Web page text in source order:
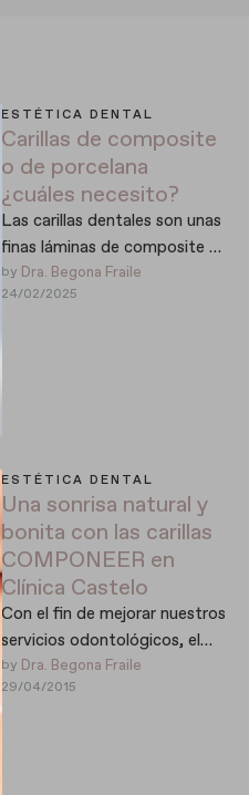
ESTÉTICA DENTAL
Carillas de composite
o de porcelana
¿cuáles necesito?
Las carillas dentales son unas
finas láminas de composite o
porcelana que se fijan en la
parte externa …
by Dra. Begona Fraile
24/02/2025
ESTÉTICA DENTAL
Una sonrisa natural y
bonita con las carillas
COMPONEER en
Clínica Castelo
Con el fin de mejorar nuestros
servicios odontológicos, el
pasado fin de semana en
Clínica Castelo ¡nos hemos …
by Dra. Begona Fraile
29/04/2015